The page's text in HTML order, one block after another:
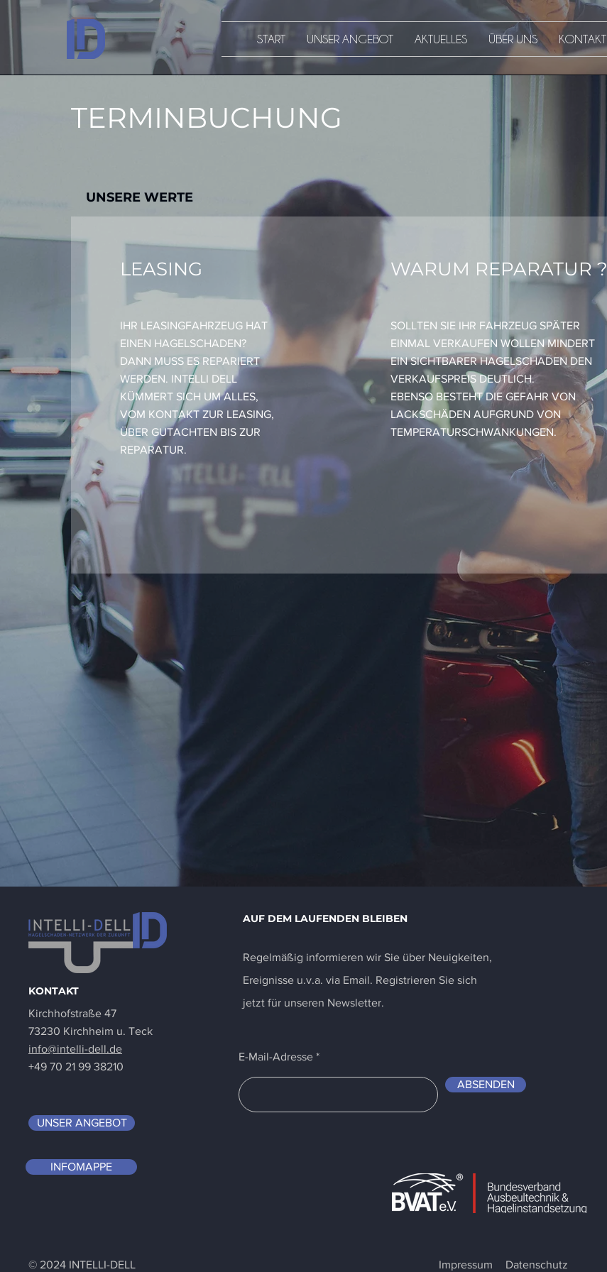
START UNSER ANGEBOT AKTUELLES ÜBER UNS KONTAKT
TERMINBUCHUNG
UNSERE WERTE
LEASING
IHR LEASINGFAHRZEUG HAT
EINEN HAGELSCHADEN?
DANN MUSS ES REPARIERT
WERDEN. INTELLI DELL
KÜMMERT SICH UM ALLES,
VOM KONTAKT ZUR LEASING,
ÜBER GUTACHTEN BIS ZUR
REPARATUR.
WARUM REPARATUR ?
SOLLTEN SIE IHR FAHRZEUG SPÄTER
EINMAL VERKAUFEN WOLLEN MINDERT
EIN SICHTBARER HAGELSCHADEN DEN
VERKAUFSPREIS DEUTLICH.
EBENSO BESTEHT DIE GEFAHR VON
LACKSCHÄDEN AUFGRUND VON
TEMPERATURSCHWANKUNGEN.
KONTAKT
Kirchhofstraße 47
73230 Kirchheim u. Teck
info@intelli-dell.de
+49 70 21 99 38210
UNSER ANGEBOT
INFOMAPPE
AUF DEM LAUFENDEN BLEIBEN
Regelmäßig informieren wir Sie über Neuigkeiten,
Ereignisse u.v.a. via Email. Registrieren Sie sich
jetzt für unseren Newsletter.
E-Mail-Adresse
ABSENDEN
© 2024 INTELLI-DELL Impressum Datenschutz